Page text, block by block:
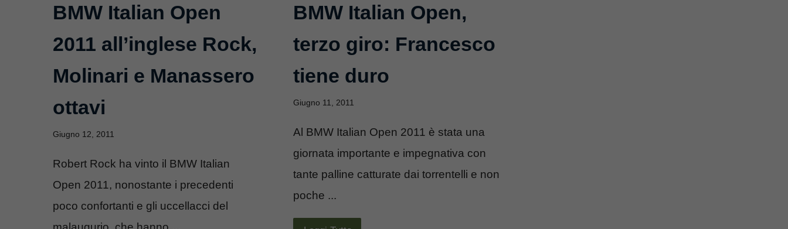
BMW Italian Open
2011 all’inglese Rock,
Molinari e Manassero
ottavi
Giugno 12, 2011
Robert Rock ha vinto il BMW Italian
Open 2011, nonostante i precedenti
poco confortanti e gli uccellacci del
BMW Italian Open,
terzo giro: Francesco
tiene duro
Giugno 11, 2011
Al BMW Italian Open 2011 è stata una
giornata importante e impegnativa con
tante palline catturate dai torrentelli e non
poche ...